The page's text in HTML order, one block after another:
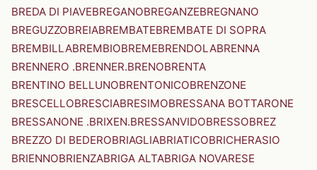
BREDA DI PIAVEBREGANOBREGANZEBREGNANO
BREGUZZOBREIABREMBATEBREMBATE DI SOPRA
BREMBILLABREMBIOBREMEBRENDOLABRENNA
BRENNERO .BRENNER.BRENOBRENTA
BRENTINO BELLUNOBRENTONICOBRENZONE
BRESCELLOBRESCIABRESIMOBRESSANA BOTTARONE
BRESSANONE .BRIXEN.BRESSANVIDOBRESSOBREZ
BREZZO DI BEDEROBRIAGLIABRIATICOBRICHERASIO
BRIENNOBRIENZABRIGA ALTABRIGA NOVARESE